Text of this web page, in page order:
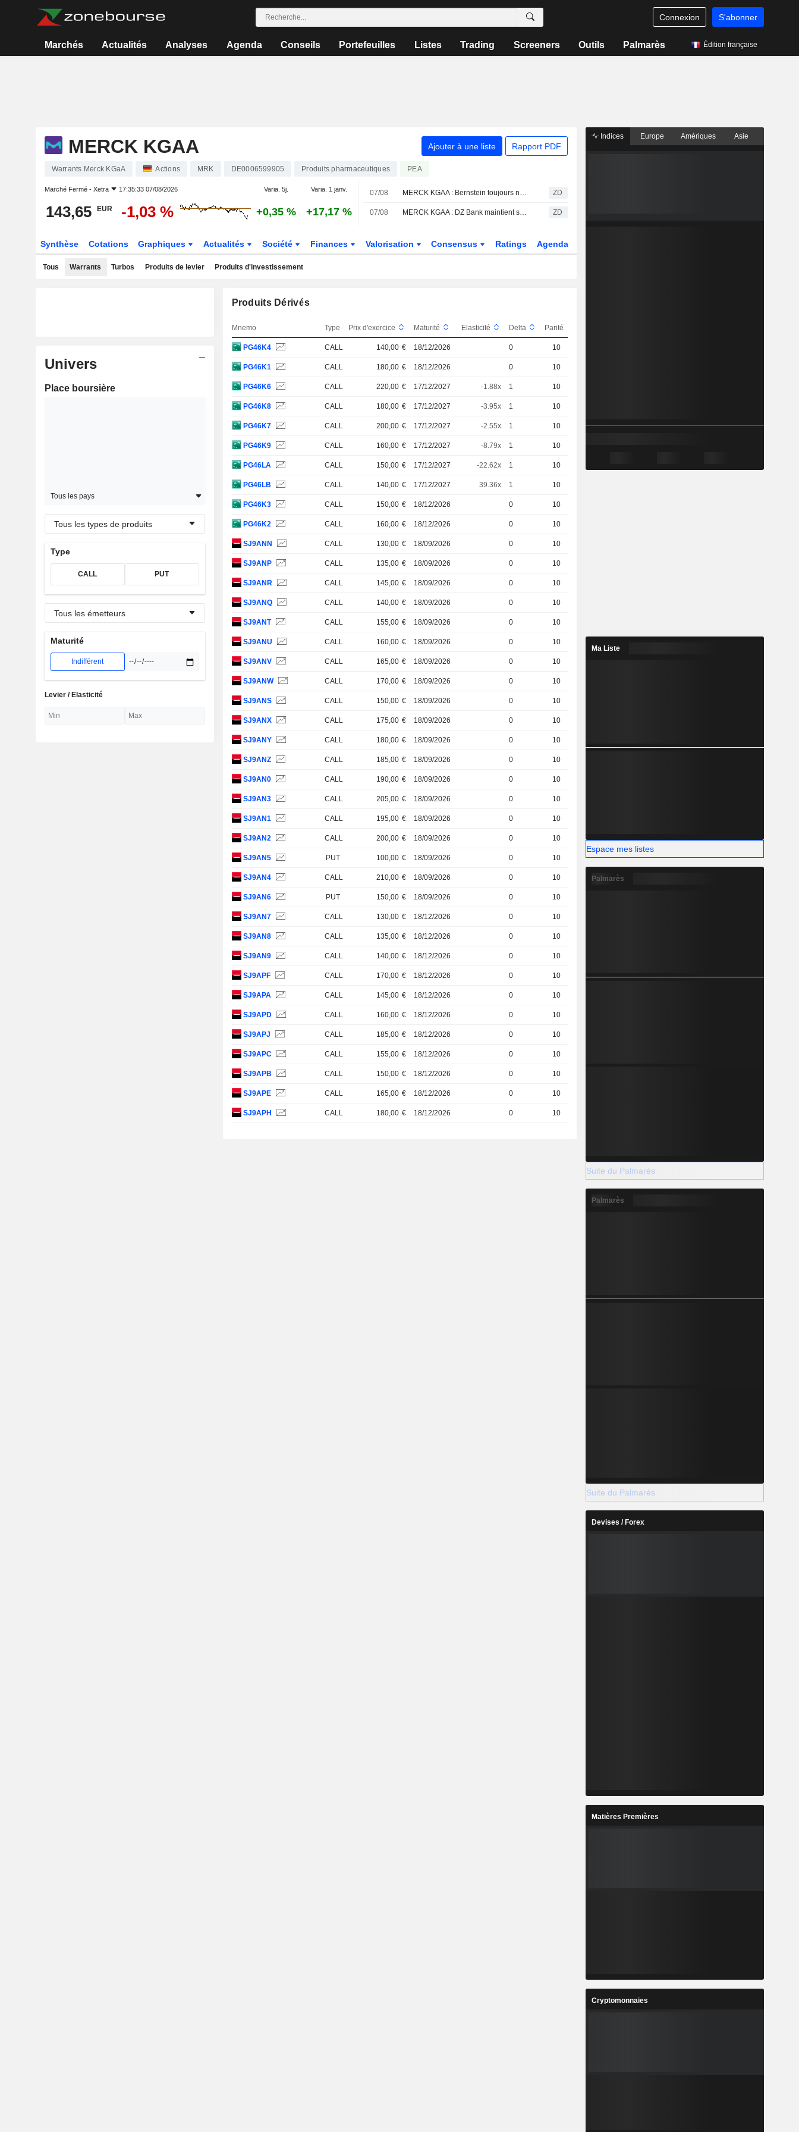
Connexion S'abonner
Marchés Actualités Analyses Agenda Conseils Portefeuilles Listes Trading Screeners Outils Palmarès Édition française
MERCK KGAA Ajouter à une liste Rapport PDF
Warrants Merck KGaA Actions MRK DE0006599905 Produits pharmaceutiques PEA
Marché Fermé - Xetra 17:35:33 07/08/2026 Varia. 5j. Varia. 1 janv.
143,65 EUR -1,03 % +0,35 % +17,17 %
07/08 MERCK KGAA : Bernstein toujours neutre sur le dossier ZD
07/08 MERCK KGAA : DZ Bank maintient sa recommandation à l'achat ZD
Synthèse Cotations Graphiques Actualités Société Finances Valorisation Consensus Ratings Agenda
Tous Warrants Turbos Produits de levier Produits d'investissement
Univers
Place boursière
Tous les pays
Tous les types de produits
Type
CALL PUT
Tous les émetteurs
Maturité
Indifférent
Levier / Elasticité
Produits Dérivés
Mnemo Type Prix d'exercice Maturité Elasticité Delta Parité
PG46K4 CALL 140,00 € 18/12/2026 0 10
PG46K1 CALL 180,00 € 18/12/2026 0 10
PG46K6 CALL 220,00 € 17/12/2027 -1.88x 1 10
PG46K8 CALL 180,00 € 17/12/2027 -3.95x 1 10
PG46K7 CALL 200,00 € 17/12/2027 -2.55x 1 10 0.68 / 0.74
PG46K9 CALL 160,00 € 17/12/2027 -8.79x 1 10
PG46LA CALL 150,00 € 17/12/2027 -22.62x 1 10
PG46LB CALL 140,00 € 17/12/2027 39.36x 1 10
PG46K3 CALL 150,00 € 18/12/2026 0 10
PG46K2 CALL 160,00 € 18/12/2026 0 10
SJ9ANN CALL 130,00 € 18/09/2026 0 10
SJ9ANP CALL 135,00 € 18/09/2026 0 10
SJ9ANR CALL 145,00 € 18/09/2026 0 10
SJ9ANQ CALL 140,00 € 18/09/2026 0 10
SJ9ANT CALL 155,00 € 18/09/2026 0 10
SJ9ANU CALL 160,00 € 18/09/2026 0 10
SJ9ANV CALL 165,00 € 18/09/2026 0 10
SJ9ANW CALL 170,00 € 18/09/2026 0 10
SJ9ANS CALL 150,00 € 18/09/2026 0 10
SJ9ANX CALL 175,00 € 18/09/2026 0 10
SJ9ANY CALL 180,00 € 18/09/2026 0 10
SJ9ANZ CALL 185,00 € 18/09/2026 0 10
SJ9AN0 CALL 190,00 € 18/09/2026 0 10
SJ9AN3 CALL 205,00 € 18/09/2026 0 10
SJ9AN1 CALL 195,00 € 18/09/2026 0 10
SJ9AN2 CALL 200,00 € 18/09/2026 0 10 0,001000EUR
SJ9AN5 PUT 100,00 € 18/09/2026 0 10 0,001000EUR
SJ9AN4 CALL 210,00 € 18/09/2026 0 10 0,001000 EUR
SJ9AN6 PUT 150,00 € 18/09/2026 0 10
SJ9AN7 CALL 130,00 € 18/12/2026 0 10
SJ9AN8 CALL 135,00 € 18/12/2026 0 10
SJ9AN9 CALL 140,00 € 18/12/2026 0 10
SJ9APF CALL 170,00 € 18/12/2026 0 10 0,3100EUR
SJ9APA CALL 145,00 € 18/12/2026 0 10
SJ9APD CALL 160,00 € 18/12/2026 0 10
SJ9APJ CALL 185,00 € 18/12/2026 0 10
SJ9APC CALL 155,00 € 18/12/2026 0 10
SJ9APB CALL 150,00 € 18/12/2026 0 10
SJ9APE CALL 165,00 € 18/12/2026 0 10
SJ9APH CALL 180,00 € 18/12/2026 0 10
Indices Europe Amériques Asie
Ma Liste
Espace mes listes
Palmarès
Suite du Palmarès
Palmarès
Suite du Palmarès
Devises / Forex
Matières Premières
Cryptomonnaies